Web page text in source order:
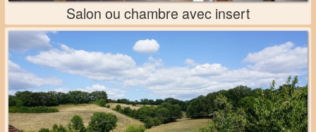
Salon ou chambre avec insert